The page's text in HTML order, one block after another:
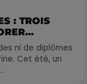
: TROIS
ni de diplômes
Cet été, un